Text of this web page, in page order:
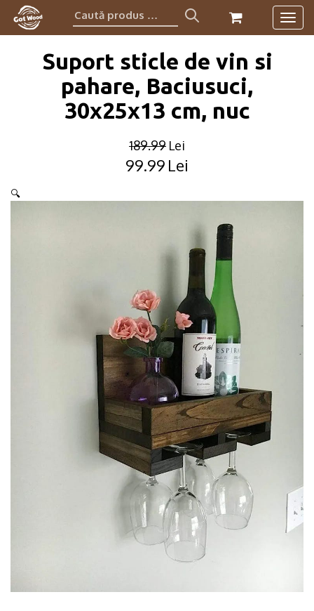
Caută
produs:
Suport sticle de vin si
pahare, Baciusuci,
30x25x13 cm, nuc
189.99 Lei
Original
was:
99.99 Lei
Current
is:
🔍